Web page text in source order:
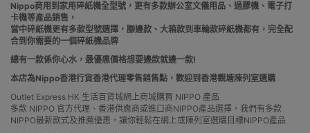
Nippo商用到家用碎紙機全型號，更有多款辦公室文儀用品、過膠機、電子打
卡機等產品銷售 ，
當中碎紙機更有多款型號選擇，腳邊款、大箱款到車輪款碎紙機都有，完全配
合到你需要的一個碎紙機品牌
總有一款係你心水，最優惠價格想要邊款就邊一款!
本店為Nippo香港行貨香港代理零售銷售點，歡迎到香港觀塘陳列室選購
Outlet Express HK 生活百貨城網上商城購買 NIPPO 產品
多款 NIPPO 官方代理、香港供應商或進口商NIPPO產品選擇，我們有多款
NIPPO最新款式及推薦優惠，讓你輕鬆在網上或陳列室選購目標NIPPO產品